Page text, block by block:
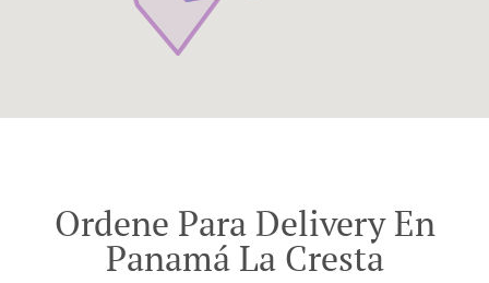
Ordene Para Delivery En
Panamá La Cresta